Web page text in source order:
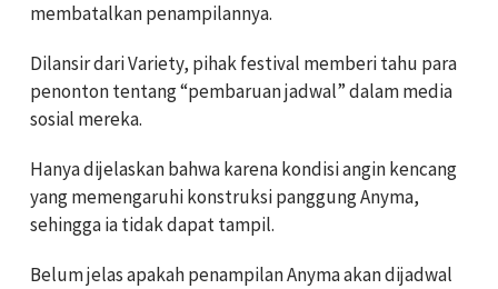
membatalkan penampilannya.
Dilansir dari Variety, pihak festival memberi tahu para
penonton tentang “pembaruan jadwal” dalam media
sosial mereka.
Hanya dijelaskan bahwa karena kondisi angin kencang
yang memengaruhi konstruksi panggung Anyma,
sehingga ia tidak dapat tampil.
Belum jelas apakah penampilan Anyma akan dijadwal